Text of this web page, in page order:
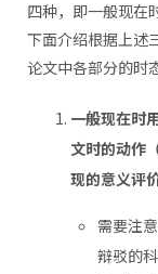
四种，即一般现在
下面介绍根据上述
论文中各部分的时
一般现在时
文时的动作
现的意义评
需要注
辩驳的